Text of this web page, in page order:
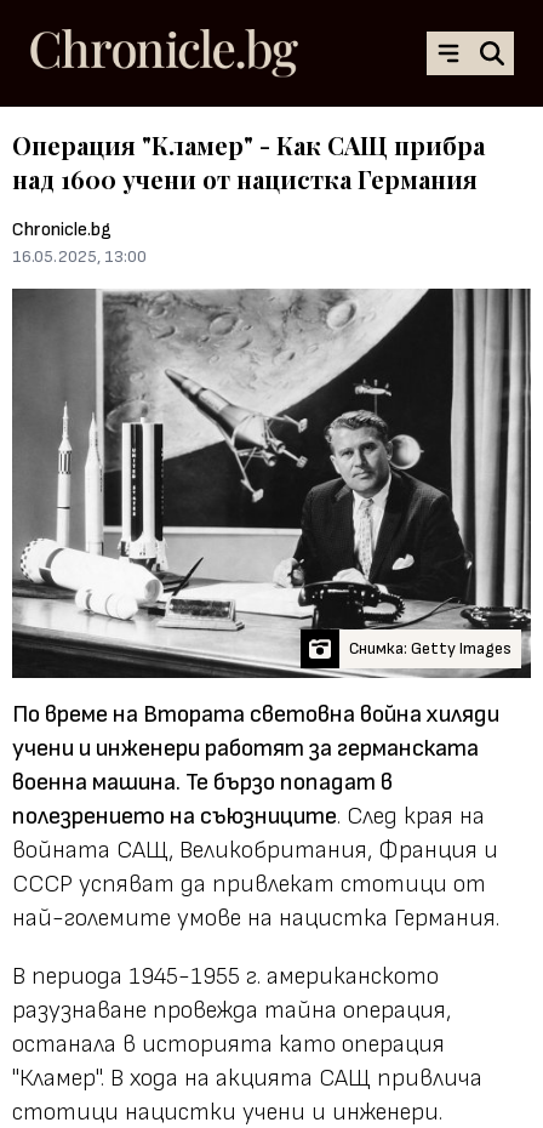
Операция "Кламер" - Как САЩ прибра
над 1600 учени от нацистка Германия
Chronicle.bg
16.05.2025, 13:00
Снимка: Getty Images
По време на Втората световна война хиляди
учени и инженери работят за германската
военна машина. Те бързо попадат в
полезрението на съюзниците. След края на
войната САЩ, Великобритания, Франция и
СССР успяват да привлекат стотици от
най-големите умове на нацистка Германия.
В периода 1945-1955 г. американското
разузнаване провежда тайна операция,
останала в историята като операция
"Кламер". В хода на акцията САЩ привлича
стотици нацистки учени и инженери.